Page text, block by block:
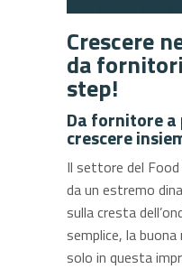
Crescere
da
step!
Da fornitore
crescere
Il settore del
da un estremo
sulla cresta
semplice, la
solo in questa